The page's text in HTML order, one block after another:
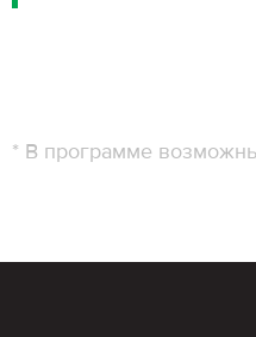
* В программе